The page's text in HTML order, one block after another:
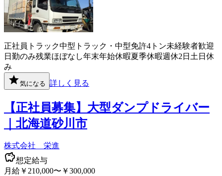
正社員 トラック中型トラック・中型免許4トン未経験者歓迎
日勤のみ残業ほぼなし年末年始休暇夏季休暇週休2日 土日休
み
気になる 詳しく見る
【正社員募集】大型ダンプドライバー
｜北海道砂川市
株式会社 栄進
想定給与
月給￥210,000〜￥300,000